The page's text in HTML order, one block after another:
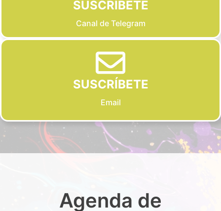
SUSCRÍBETE
Canal de Telegram
SUSCRÍBETE
Email
Agenda de